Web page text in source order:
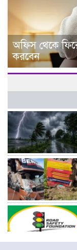
অফিস থেকে
করবেন